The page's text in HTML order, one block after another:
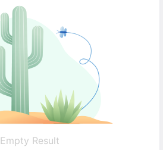
Empty Result